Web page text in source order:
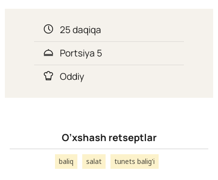
25 daqiqa
Portsiya 5
Oddiy
O’xshash retseptlar
baliq salat tunets balig'i